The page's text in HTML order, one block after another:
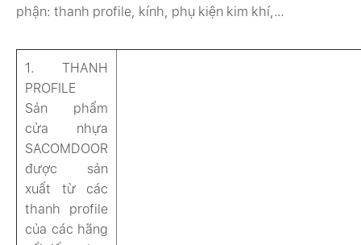
phận: thanh profile, kính, phụ kiện kim khí,…
1. THANH
PROFILE
Sản phẩm
cửa nhựa
SACOMDOOR
được sản
xuất từ các
thanh profile
của các hãng